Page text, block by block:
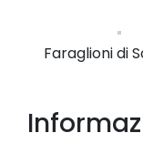
Faraglioni di